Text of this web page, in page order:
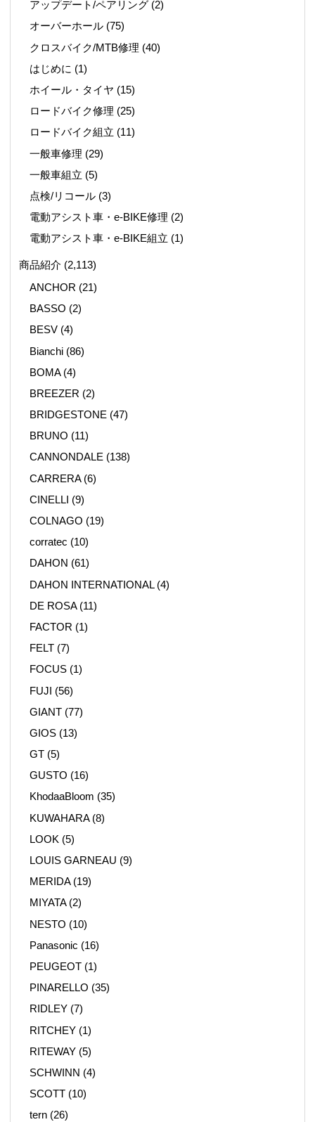
アップデート/ペアリング (2)
オーバーホール (75)
クロスバイク/MTB修理 (40)
はじめに (1)
ホイール・タイヤ (15)
ロードバイク修理 (25)
ロードバイク組立 (11)
一般車修理 (29)
一般車組立 (5)
点検/リコール (3)
電動アシスト車・e-BIKE修理 (2)
電動アシスト車・e-BIKE組立 (1)
商品紹介 (2,113)
ANCHOR (21)
BASSO (2)
BESV (4)
Bianchi (86)
BOMA(4)
BREEZER (2)
BRIDGESTONE (47)
BRUNO (11)
CANNONDALE (138)
CARRERA(6)
CINELLI (9)
COLNAGO (19)
corratec (10)
DAHON (61)
DAHON INTERNATIONAL(4)
DE ROSA(11)
FACTOR (1)
FELT (7)
FOCUS (1)
FUJI (56)
GIANT (77)
GIOS (13)
GT (5)
GUSTO (16)
KhodaaBloom (35)
KUWAHARA(8)
LOOK (5)
LOUIS GARNEAU (9)
MERIDA(19)
MIYATA(2)
NESTO (10)
Panasonic (16)
PEUGEOT (1)
PINARELLO (35)
RIDLEY (7)
RITCHEY (1)
RITEWAY (5)
SCHWINN (4)
SCOTT (10)
tern (26)